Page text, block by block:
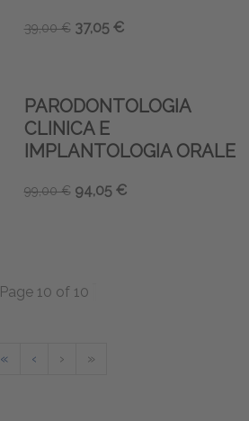
39,00 € 37,05 €
PARODONTOLOGIA
CLINICA E
IMPLANTOLOGIA ORALE
99,00 € 94,05 €
Page 10 of 10
« ‹ › »